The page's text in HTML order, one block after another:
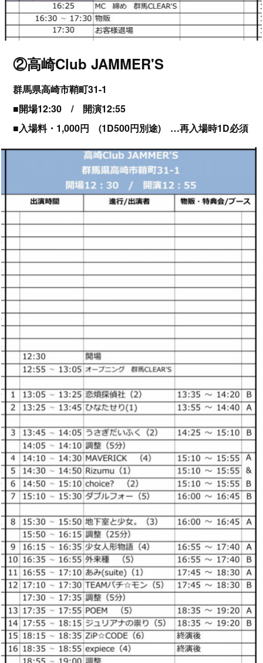
②高崎Club JAMMER'S
群馬県高崎市鞘町31-1
■開場12:30 / 開演12:55
■入場料・1,000円 (1D500円別途) …再入場時1D必須